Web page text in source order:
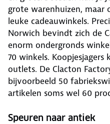
grote warenhuizen, maar
leuke cadeauwinkels.
Norwich bevindt zich de
enorm ondergronds
70 winkels.
outlets. De Clacton
bijvoorbeeld 50
artikelen soms wel 60
Speuren naar antiek